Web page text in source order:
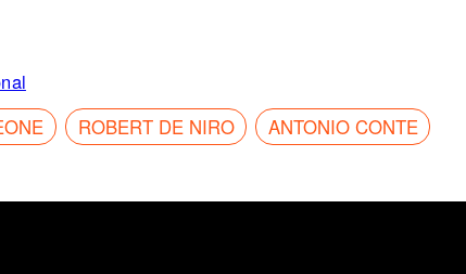
ROBERT DE NIRO
ANTONIO CONTE